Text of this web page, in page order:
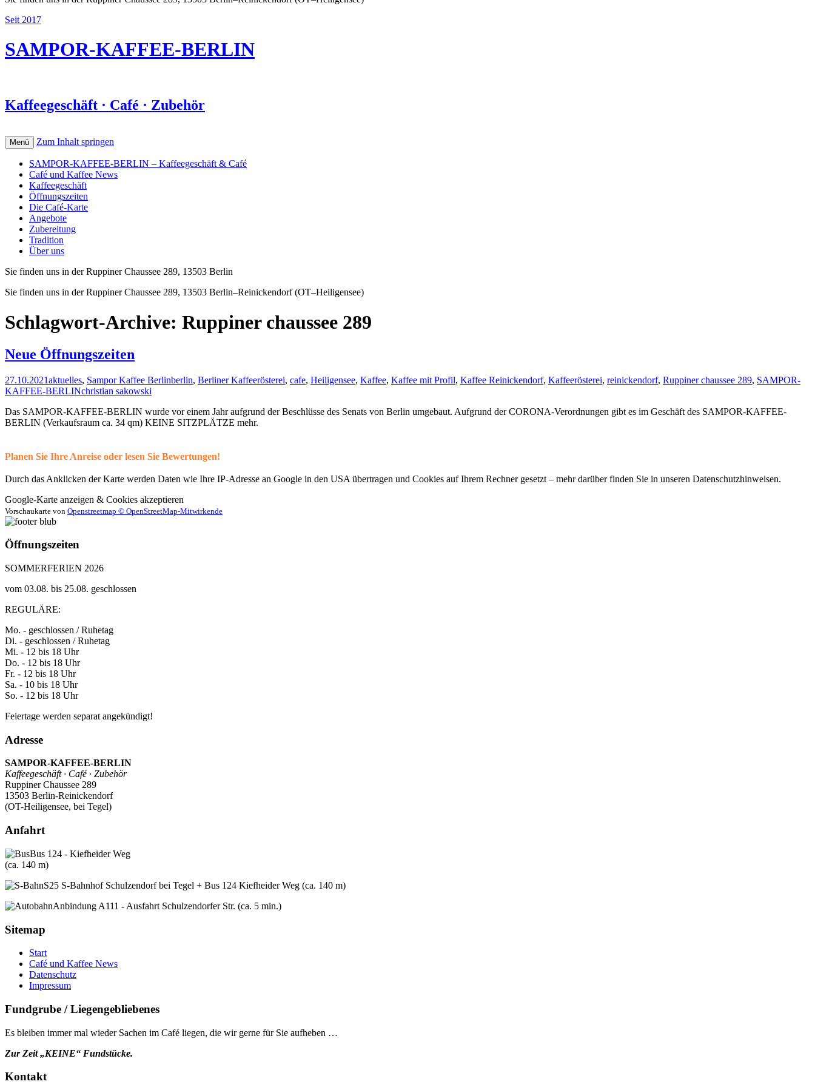
Seit 2017
SAMPOR-KAFFEE-BERLIN
Kaffeegeschäft · Café · Zubehör
Menü Zum Inhalt springen
SAMPOR-KAFFEE-BERLIN – Kaffeegeschäft & Café
Café und Kaffee News
Kaffeegeschäft
Öffnungszeiten
Die Café-Karte
Angebote
Zubereitung
Tradition
Über uns
Sie finden uns in der Ruppiner Chaussee 289, 13503 Berlin
Sie finden uns in der Ruppiner Chaussee 289, 13503 Berlin–Reinickendorf (OT–Heiligensee)
Schlagwort-Archive: Ruppiner chaussee 289
Neue Öffnungszeiten
27.10.2021aktuelles, Sampor Kaffee Berlinberlin, Berliner Kaffeerösterei, cafe, Heiligensee, Kaffee, Kaffee mit Profil, Kaffee Reinickendorf, Kaffeerösterei, reinickendorf, Ruppiner chaussee 289, SAMPOR-
KAFFEE-BERLINchristian sakowski
Das SAMPOR-KAFFEE-BERLIN wurde vor einem Jahr aufgrund der Beschlüsse des Senats von Berlin umgebaut. Aufgrund der CORONA-Verordnungen gibt es im Geschäft des SAMPOR-KAFFEE-
BERLIN (Verkaufsraum ca. 34 qm) KEINE SITZPLÄTZE mehr.
Planen Sie Ihre Anreise oder lesen Sie Bewertungen!
Durch das Anklicken der Karte werden Daten wie Ihre IP-Adresse an Google in den USA übertragen und Cookies auf Ihrem Rechner gesetzt – mehr darüber finden Sie in unseren Datenschutzhinweisen.
Google-Karte anzeigen & Cookies akzeptieren
Vorschaukarte von Openstreetmap © OpenStreetMap-Mitwirkende
Öffnungszeiten
SOMMERFERIEN 2026
vom 03.08. bis 25.08. geschlossen
REGULÄRE:
Mo. - geschlossen / Ruhetag
Di. - geschlossen / Ruhetag
Mi. - 12 bis 18 Uhr
Do. - 12 bis 18 Uhr
Fr. - 12 bis 18 Uhr
Sa. - 10 bis 18 Uhr
So. - 12 bis 18 Uhr
Feiertage werden separat angekündigt!
Adresse
SAMPOR-KAFFEE-BERLIN
Kaffeegeschäft · Café · Zubehör
Ruppiner Chaussee 289
13503 Berlin-Reinickendorf
(OT-Heiligensee, bei Tegel)
Anfahrt
Bus 124 - Kiefheider Weg
(ca. 140 m)
S25 S-Bahnhof Schulzendorf bei Tegel + Bus 124 Kiefheider Weg (ca. 140 m)
Anbindung A111 - Ausfahrt Schulzendorfer Str. (ca. 5 min.)
Sitemap
Start
Café und Kaffee News
Datenschutz
Impressum
Fundgrube / Liegengebliebenes
Es bleiben immer mal wieder Sachen im Café liegen, die wir gerne für Sie aufheben …
Zur Zeit „KEINE“ Fundstücke.
Kontakt